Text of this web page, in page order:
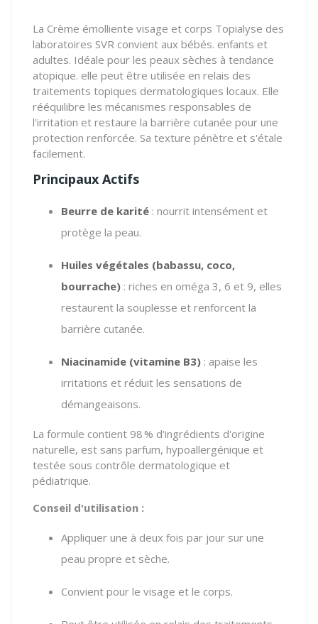
La Crème émolliente visage et corps Topialyse des
laboratoires SVR convient aux bébés. enfants et
adultes. Idéale pour les peaux sèches à tendance
atopique. elle peut être utilisée en relais des
traitements topiques dermatologiques locaux. Elle
rééquilibre les mécanismes responsables de
l'irritation et restaure la barrière cutanée pour une
protection renforcée. Sa texture pénètre et s'étale
facilement.
Principaux Actifs
Beurre de karité : nourrit intensément et
protège la peau.
Huiles végétales (babassu, coco,
bourrache) : riches en oméga 3, 6 et 9, elles
restaurent la souplesse et renforcent la
barrière cutanée.
Niacinamide (vitamine B3) : apaise les
irritations et réduit les sensations de
démangeaisons.
La formule contient 98 % d'ingrédients d'origine
naturelle, est sans parfum, hypoallergénique et
testée sous contrôle dermatologique et
pédiatrique.
Conseil d'utilisation :
Appliquer une à deux fois par jour sur une
peau propre et sèche.
Convient pour le visage et le corps.